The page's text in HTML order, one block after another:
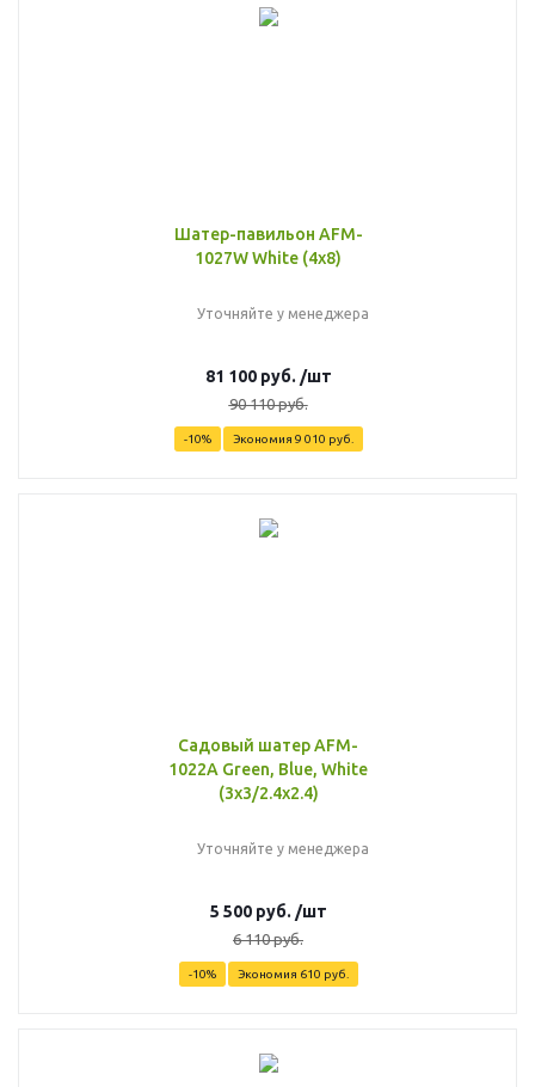
Шатер-павильон AFM-
1027W White (4х8)
Уточняйте у менеджера
81 100руб. /шт
90 110руб.
-10% Экономия 9 010 руб.
Садовый шатер AFM-
1022A Green, Blue, White
(3х3/2.4х2.4)
Уточняйте у менеджера
5 500руб. /шт
6 110руб.
-10% Экономия 610 руб.